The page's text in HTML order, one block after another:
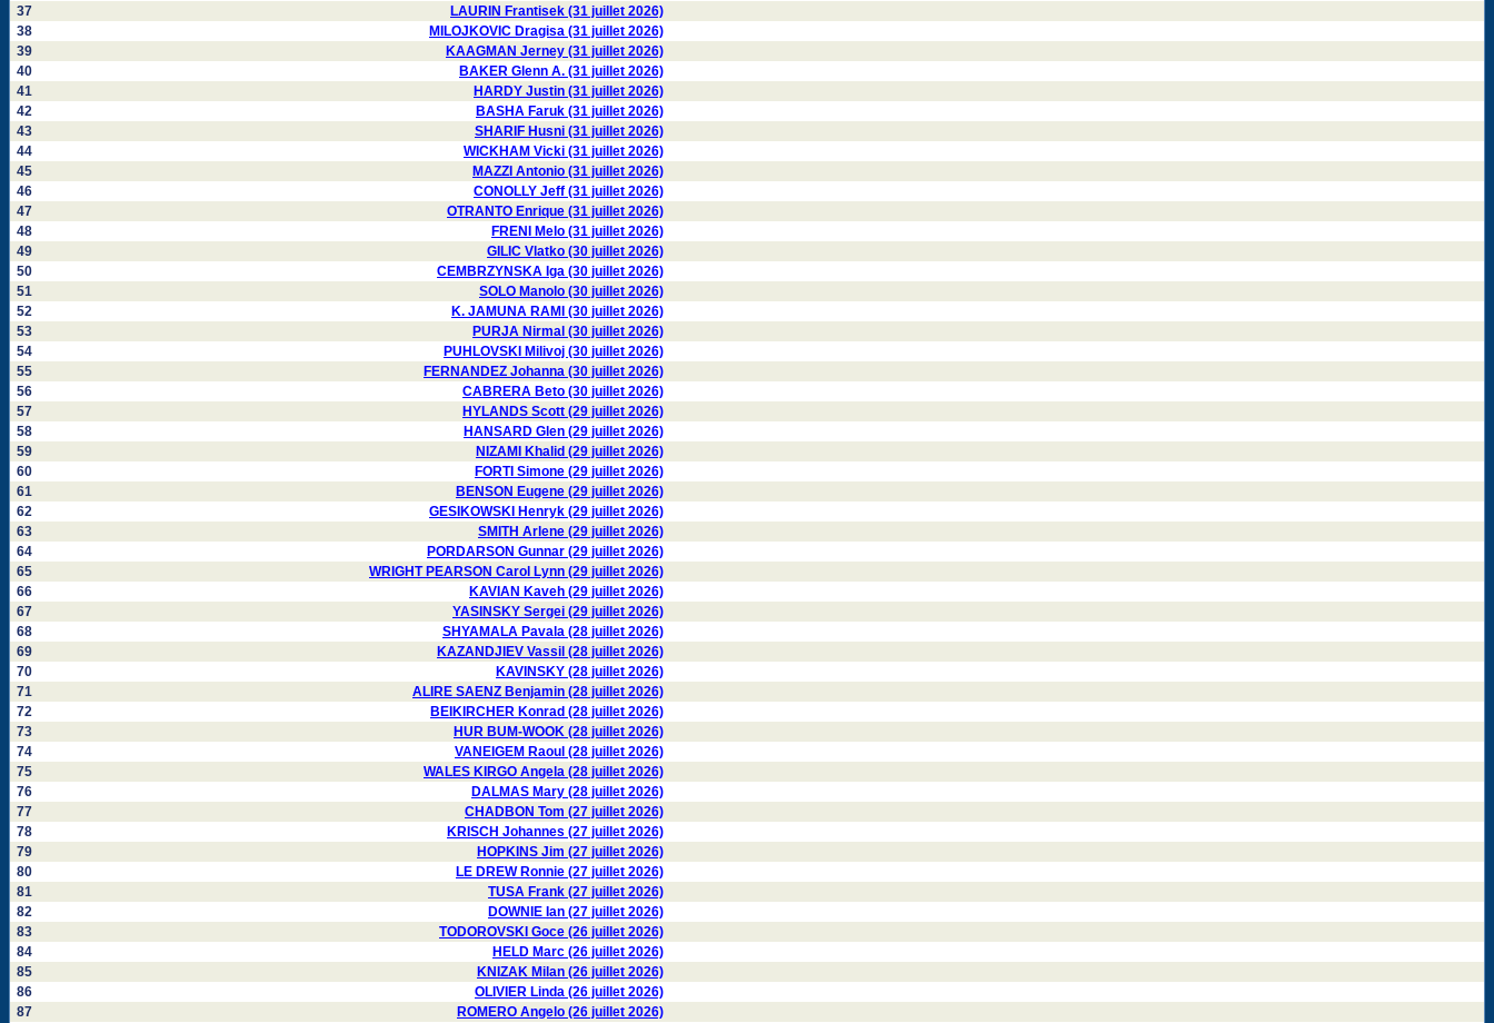
37
LAURIN Frantisek (31 juillet 2026)
38
MILOJKOVIC Dragisa (31 juillet 2026)
39
KAAGMAN Jerney (31 juillet 2026)
40
BAKER Glenn A. (31 juillet 2026)
41
HARDY Justin (31 juillet 2026)
42
BASHA Faruk (31 juillet 2026)
43
SHARIF Husni (31 juillet 2026)
44
WICKHAM Vicki (31 juillet 2026)
45
MAZZI Antonio (31 juillet 2026)
46
CONOLLY Jeff (31 juillet 2026)
47
OTRANTO Enrique (31 juillet 2026)
48
FRENI Melo (31 juillet 2026)
49
GILIC Vlatko (30 juillet 2026)
50
CEMBRZYNSKA Iga (30 juillet 2026)
51
SOLO Manolo (30 juillet 2026)
52
K. JAMUNA RAMI (30 juillet 2026)
53
PURJA Nirmal (30 juillet 2026)
54
PUHLOVSKI Milivoj (30 juillet 2026)
55
FERNANDEZ Johanna (30 juillet 2026)
56
CABRERA Beto (30 juillet 2026)
57
HYLANDS Scott (29 juillet 2026)
58
HANSARD Glen (29 juillet 2026)
59
NIZAMI Khalid (29 juillet 2026)
60
FORTI Simone (29 juillet 2026)
61
BENSON Eugene (29 juillet 2026)
62
GESIKOWSKI Henryk (29 juillet 2026)
63
SMITH Arlene (29 juillet 2026)
64
PORDARSON Gunnar (29 juillet 2026)
65
WRIGHT PEARSON Carol Lynn (29 juillet 2026)
66
KAVIAN Kaveh (29 juillet 2026)
67
YASINSKY Sergei (29 juillet 2026)
68
SHYAMALA Pavala (28 juillet 2026)
69
KAZANDJIEV Vassil (28 juillet 2026)
70
KAVINSKY (28 juillet 2026)
71
ALIRE SAENZ Benjamin (28 juillet 2026)
72
BEIKIRCHER Konrad (28 juillet 2026)
73
HUR BUM-WOOK (28 juillet 2026)
74
VANEIGEM Raoul (28 juillet 2026)
75
WALES KIRGO Angela (28 juillet 2026)
76
DALMAS Mary (28 juillet 2026)
77
CHADBON Tom (27 juillet 2026)
78
KRISCH Johannes (27 juillet 2026)
79
HOPKINS Jim (27 juillet 2026)
80
LE DREW Ronnie (27 juillet 2026)
81
TUSA Frank (27 juillet 2026)
82
DOWNIE Ian (27 juillet 2026)
83
TODOROVSKI Goce (26 juillet 2026)
84
HELD Marc (26 juillet 2026)
85
KNIZAK Milan (26 juillet 2026)
86
OLIVIER Linda (26 juillet 2026)
87
ROMERO Angelo (26 juillet 2026)